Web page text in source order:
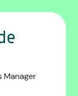
Manager